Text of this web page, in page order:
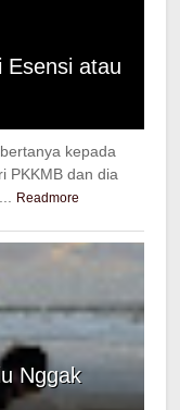
Esensi atau
kepada
PKKMB dan dia
Readmore
Nggak